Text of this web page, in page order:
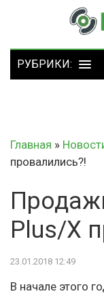
Главная »
провалились?!
Plus/X
23.01.2018 12:49
В начале этого